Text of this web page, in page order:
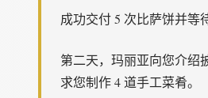
成功交付 5 次比萨饼并等
第二天，玛丽亚向您介绍
求您制作 4 道手工菜肴。